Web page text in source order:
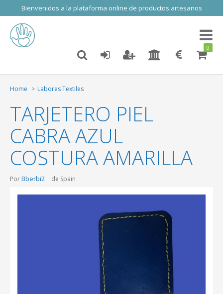
Bienvenidos a la plataforma online de productos artesanos
Toggle
0
Home Labores Textiles
TARJETERO PIEL
CABRA AZUL
COSTURA AMARILLA
PorBberbi2 de Spain